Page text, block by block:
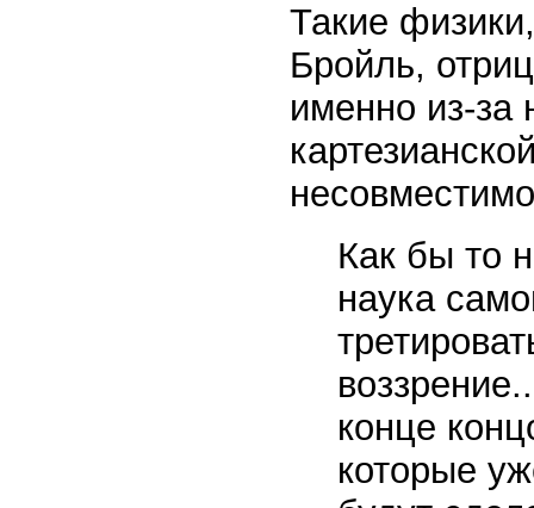
Такие
Бройль,
именно из-за
Как бы то
наука
конце
которые